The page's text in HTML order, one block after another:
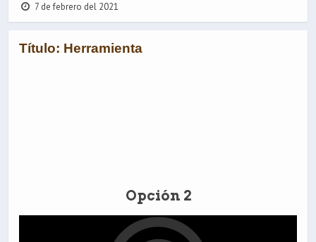
7 de febrero del 2021
Título: Herramienta
Opción 2